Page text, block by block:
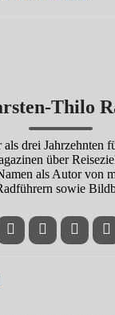
Thilo
als drei Jahrzehnten
über
als Autor von
sowie